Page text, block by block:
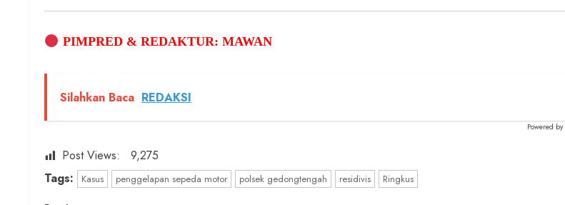
PIMPRED & REDAKTUR: MAWAN
Silahkan Baca REDAKSI
Powered by
Post Views:
9,275
Tags:
Kasus penggelapan sepeda motor polsek gedongtengah residivis Ringkus